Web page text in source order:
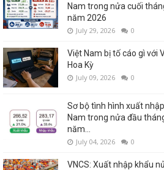
Nam trong nửa cuối
năm 2026
July 29, 2026 0
Việt Nam bị tố cáo gì với
Hoa Kỳ
July 09, 2026 0
Sơ bộ tình hình xuất
Nam trong nửa đầu
năm...
July 04, 2026 0
VNCS: Xuất nhập khẩu